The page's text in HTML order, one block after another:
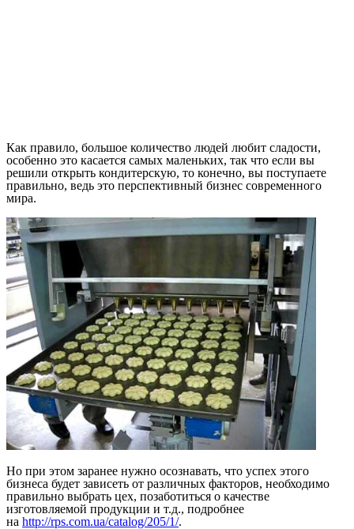
Как правило, большое количество людей любит сладости,
особенно это касается самых маленьких, так что если вы
решили открыть кондитерскую, то конечно, вы поступаете
правильно, ведь это перспективный бизнес современного
мира.
Но при этом заранее нужно осознавать, что успех этого
бизнеса будет зависеть от различных факторов, необходимо
правильно выбрать цех, позаботиться о качестве
изготовляемой продукции и т.д., подробнее
на http://rps.com.ua/catalog/205/1/.